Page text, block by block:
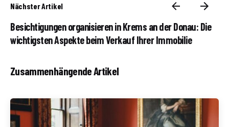
Nächster Artikel
Besichtigungen organisieren in Krems an der Donau: Die
wichtigsten Aspekte beim Verkauf Ihrer Immobilie
Zusammenhängende Artikel